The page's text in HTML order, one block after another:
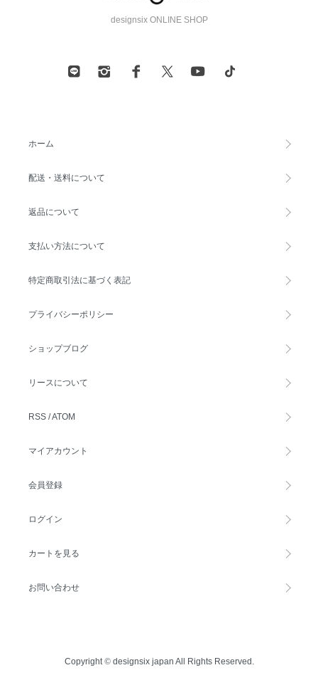
designsix ONLINE SHOP
ホーム
配送・送料について
返品について
支払い方法について
特定商取引法に基づく表記
プライバシーポリシー
ショップブログ
リースについて
RSS /ATOM
マイアカウント
会員登録
ログイン
カートを見る
お問い合わせ
Copyright ©designsix japan All Rights Reserved.